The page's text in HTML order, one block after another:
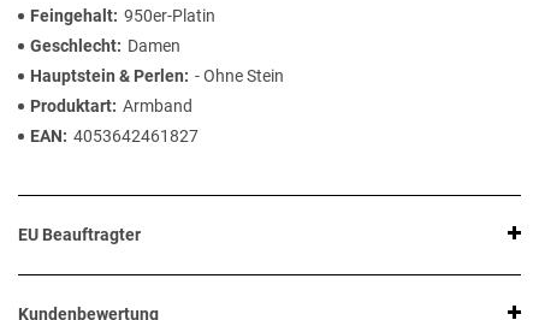
Feingehalt 950er-Platin
Geschlecht
Damen
Hauptstein & Perlen
- Ohne Stein
Produktart Armband
EAN
4053642461827
EU Beauftragter
Kundenbewertung